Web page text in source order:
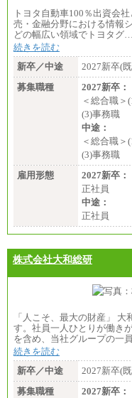
トヨタ自動車100％出資会
売・金融分野における情報
どの幅広い領域でトヨタグ…
続きを読む
新卒／中途
2027新卒(
募集職種
2027新卒：
＜総合職
(3)事務職
中途：
＜総合職
(3)事務職
雇用形態
2027新卒：
正社員
中途：
正社員
株式会社大和総研
「人こそ、最大の財産」
す。社員一人ひとりが働き
を含め、当社グループの一
続きを読む
新卒／中途
2027新卒(
募集職種
2027新卒：